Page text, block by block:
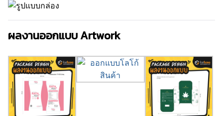
ผลงานออกแบบ Artwork